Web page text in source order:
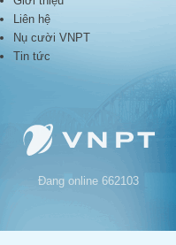
Liên hệ
Nụ cười VNPT
Tin tức
Đang online 662103